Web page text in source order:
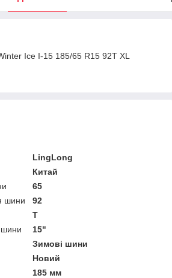
Ice I-15 185/65 R15 92T XL
LingLong
Китай
65
шини
92
T
шини
15"
Зимові шини
Новий
185 мм